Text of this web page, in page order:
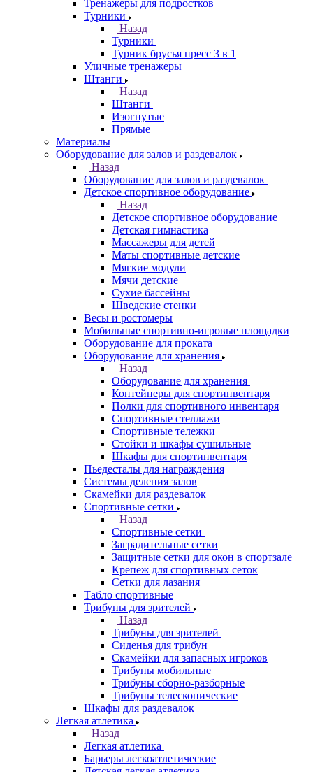
Тренажеры для подростков
Турники
Назад
Турники
Турник брусья пресс 3 в 1
Уличные тренажеры
Штанги
Назад
Штанги
Изогнутые
Прямые
Материалы
Оборудование для залов и раздевалок
Назад
Оборудование для залов и раздевалок
Детское спортивное оборудование
Назад
Детское спортивное оборудование
Детская гимнастика
Массажеры для детей
Маты спортивные детские
Мягкие модули
Мячи детские
Сухие бассейны
Шведские стенки
Весы и ростомеры
Мобильные спортивно-игровые площадки
Оборудование для проката
Оборудование для хранения
Назад
Оборудование для хранения
Контейнеры для спортинвентаря
Полки для спортивного инвентаря
Спортивные стеллажи
Спортивные тележки
Стойки и шкафы сушильные
Шкафы для спортинвентаря
Пьедесталы для награждения
Системы деления залов
Скамейки для раздевалок
Спортивные сетки
Назад
Спортивные сетки
Заградительные сетки
Защитные сетки для окон в спортзале
Крепеж для спортивных сеток
Сетки для лазания
Табло спортивные
Трибуны для зрителей
Назад
Трибуны для зрителей
Сиденья для трибун
Скамейки для запасных игроков
Трибуны мобильные
Трибуны сборно-разборные
Трибуны телескопические
Шкафы для раздевалок
Легкая атлетика
Назад
Легкая атлетика
Барьеры легкоатлетические